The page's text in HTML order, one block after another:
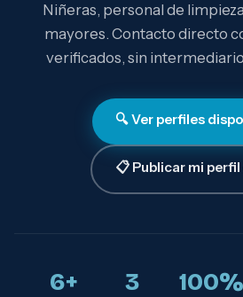
Niñeras, personal de
mayores. Contacto directo
verificados, sin
🔍 Ver perfiles
📋 Publicar mi
6+ 3 100%